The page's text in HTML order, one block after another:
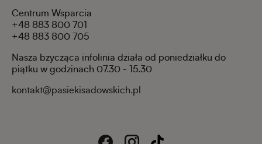
Centrum Wsparcia
+48 883 800 701
+48 883 800 705
Nasza bzycząca infolinia działa od poniedziałku do
piątku w godzinach 07.30 - 15.30
kontakt@pasiekisadowskich.pl